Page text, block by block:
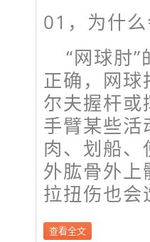
01， 为什么
“网球肘
正确，网
尔夫握杆
手臂某些
肉、划船
外肱骨外
拉扭伤也会
查看全文